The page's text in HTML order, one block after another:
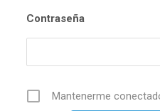
Contraseña
Mantenerme